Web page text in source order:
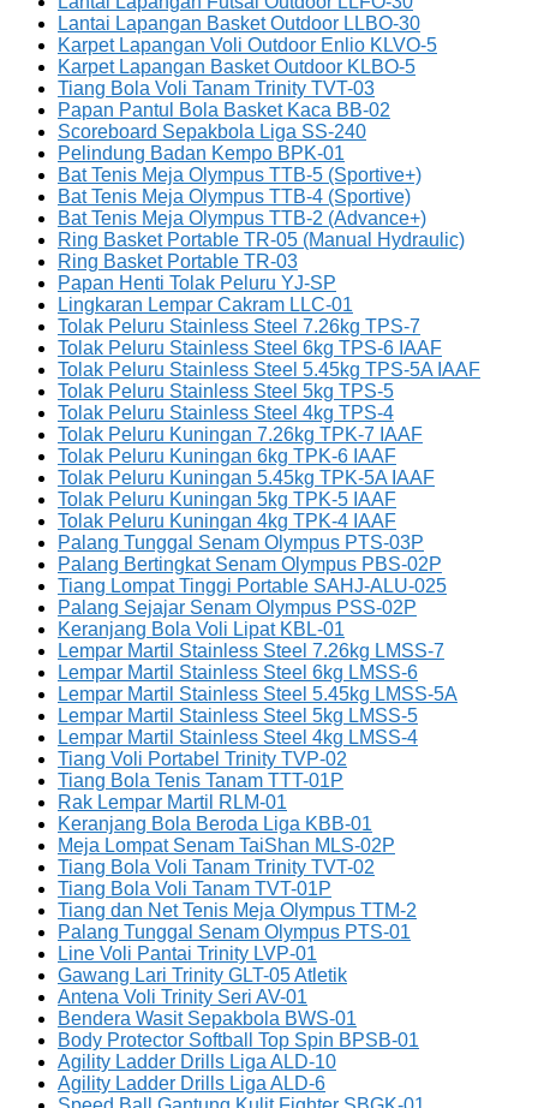
Lantai Lapangan Basket Outdoor LLBO-30
Karpet Lapangan Voli Outdoor Enlio KLVO-5
Karpet Lapangan Basket Outdoor KLBO-5
Tiang Bola Voli Tanam Trinity TVT-03
Papan Pantul Bola Basket Kaca BB-02
Scoreboard Sepakbola Liga SS-240
Pelindung Badan Kempo BPK-01
Bat Tenis Meja Olympus TTB-5 (Sportive+)
Bat Tenis Meja Olympus TTB-4 (Sportive)
Bat Tenis Meja Olympus TTB-2 (Advance+)
Ring Basket Portable TR-05 (Manual Hydraulic)
Ring Basket Portable TR-03
Papan Henti Tolak Peluru YJ-SP
Lingkaran Lempar Cakram LLC-01
Tolak Peluru Stainless Steel 7.26kg TPS-7
Tolak Peluru Stainless Steel 6kg TPS-6 IAAF
Tolak Peluru Stainless Steel 5.45kg TPS-5A IAAF
Tolak Peluru Stainless Steel 5kg TPS-5
Tolak Peluru Stainless Steel 4kg TPS-4
Tolak Peluru Kuningan 7.26kg TPK-7 IAAF
Tolak Peluru Kuningan 6kg TPK-6 IAAF
Tolak Peluru Kuningan 5.45kg TPK-5A IAAF
Tolak Peluru Kuningan 5kg TPK-5 IAAF
Tolak Peluru Kuningan 4kg TPK-4 IAAF
Palang Tunggal Senam Olympus PTS-03P
Palang Bertingkat Senam Olympus PBS-02P
Tiang Lompat Tinggi Portable SAHJ-ALU-025
Palang Sejajar Senam Olympus PSS-02P
Keranjang Bola Voli Lipat KBL-01
Lempar Martil Stainless Steel 7.26kg LMSS-7
Lempar Martil Stainless Steel 6kg LMSS-6
Lempar Martil Stainless Steel 5.45kg LMSS-5A
Lempar Martil Stainless Steel 5kg LMSS-5
Lempar Martil Stainless Steel 4kg LMSS-4
Tiang Voli Portabel Trinity TVP-02
Tiang Bola Tenis Tanam TTT-01P
Rak Lempar Martil RLM-01
Keranjang Bola Beroda Liga KBB-01
Meja Lompat Senam TaiShan MLS-02P
Tiang Bola Voli Tanam Trinity TVT-02
Tiang Bola Voli Tanam TVT-01P
Tiang dan Net Tenis Meja Olympus TTM-2
Palang Tunggal Senam Olympus PTS-01
Line Voli Pantai Trinity LVP-01
Gawang Lari Trinity GLT-05 Atletik
Antena Voli Trinity Seri AV-01
Bendera Wasit Sepakbola BWS-01
Body Protector Softball Top Spin BPSB-01
Agility Ladder Drills Liga ALD-10
Agility Ladder Drills Liga ALD-6